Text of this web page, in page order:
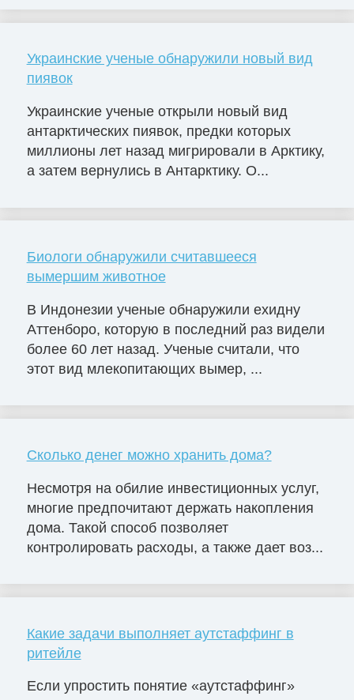
Украинские ученые обнаружили новый вид
пиявок
Украинские ученые открыли новый вид
антарктических пиявок, предки которых
миллионы лет назад мигрировали в Арктику,
а затем вернулись в Антарктику. О...
Биологи обнаружили считавшееся
вымершим животное
В Индонезии ученые обнаружили ехидну
Аттенборо, которую в последний раз видели
более 60 лет назад. Ученые считали, что
этот вид млекопитающих вымер, ...
Сколько денег можно хранить дома?
Несмотря на обилие инвестиционных услуг,
многие предпочитают держать накопления
дома. Такой способ позволяет
контролировать расходы, а также дает воз...
Какие задачи выполняет аутстаффинг в
ритейле
Если упростить понятие «аутстаффинг»